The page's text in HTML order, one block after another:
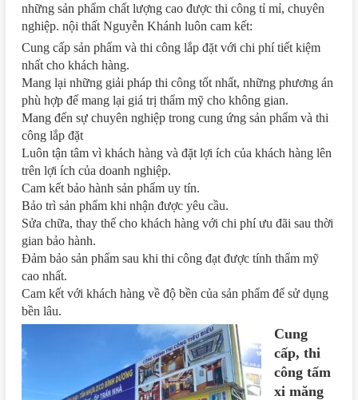
những sản phẩm chất lượng cao được thi công tỉ mỉ, chuyên
nghiệp. nội thất Nguyễn Khánh luôn cam kết:
Cung cấp sản phẩm và thi công lắp đặt với chi phí tiết kiệm
nhất cho khách hàng.
Mang lại những giải pháp thi công tốt nhất, những phương án
phù hợp để mang lại giá trị thẩm mỹ cho không gian.
Mang đến sự chuyên nghiệp trong cung ứng sản phẩm và thi
công lắp đặt
Luôn tận tâm vì khách hàng và đặt lợi ích của khách hàng lên
trên lợi ích của doanh nghiệp.
Cam kết bảo hành sản phẩm uy tín.
Bảo trì sản phẩm khi nhận được yêu cầu.
Sửa chữa, thay thế cho khách hàng với chi phí ưu đãi sau thời
gian bảo hành.
Đảm bảo sản phẩm sau khi thi công đạt được tính thẩm mỹ
cao nhất.
Cam kết với khách hàng về độ bền của sản phẩm để sử dụng
bền lâu.
Cung
cấp, thi
công tấm
xi măng